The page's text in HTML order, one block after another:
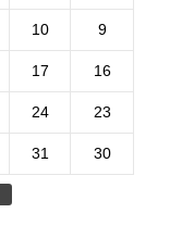
9
10
16
17
23
24
30
31